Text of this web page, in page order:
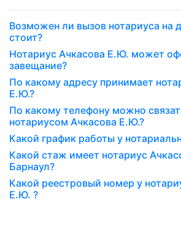
Возможен ли вызов нотариуса на
стоит?
Нотариус Ачкасова Е.Ю. может
завещание?
По какому адресу принимает
Е.Ю.?
По какому телефону можно
нотариусом Ачкасова Е.Ю.?
Какой график работы у
Какой стаж имеет нотариус
Барнаул?
Какой реестровый номер у
Е.Ю. ?